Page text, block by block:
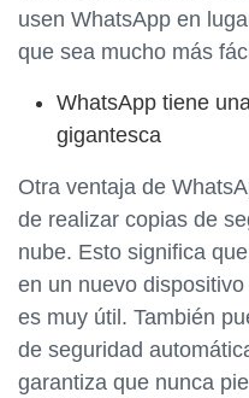
usen WhatsApp en
que sea mucho más
WhatsApp tiene
gigantesca
Otra ventaja de
de realizar copias de
nube. Esto significa
en un nuevo
es muy útil. También
de seguridad
garantiza que nunca